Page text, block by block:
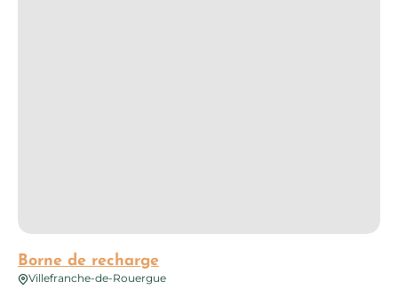
Borne de recharge
Villefranche-de-Rouergue